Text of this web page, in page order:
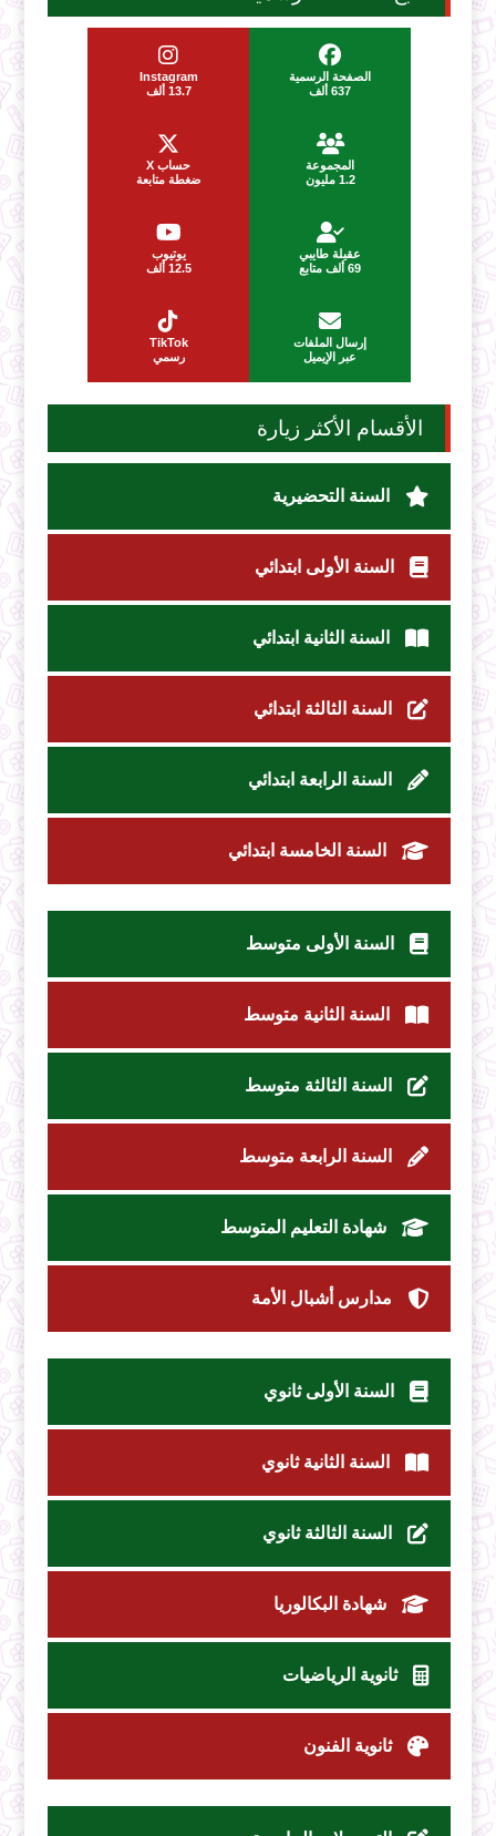
الصفحة الرسمية
637 ألف
Instagram
13.7 ألف
المجموعة
1.2 مليون
حساب X
ضغطة متابعة
عقيلة طايبي
69 ألف متابع
يوتيوب
12.5 ألف
إرسال الملفات
عبر الإيميل
TikTok
رسمي
الأقسام الأكثر زيارة
السنة التحضيرية
السنة الأولى ابتدائي
السنة الثانية ابتدائي
السنة الثالثة ابتدائي
السنة الرابعة ابتدائي
السنة الخامسة ابتدائي
السنة الأولى متوسط
السنة الثانية متوسط
السنة الثالثة متوسط
السنة الرابعة متوسط
شهادة التعليم المتوسط
مدارس أشبال الأمة
السنة الأولى ثانوي
السنة الثانية ثانوي
السنة الثالثة ثانوي
شهادة البكالوريا
ثانوية الرياضيات
ثانوية الفنون